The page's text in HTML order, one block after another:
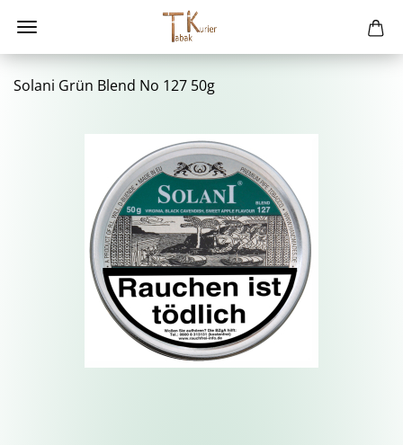
So­la­ni Grün Blend No 127 50g